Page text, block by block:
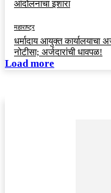
आंदोलनाचा इशारा
महाराष्ट्र
धर्मादाय आयुक्त
नोटीसा; अर्जदारांची धावपळ!
Load more